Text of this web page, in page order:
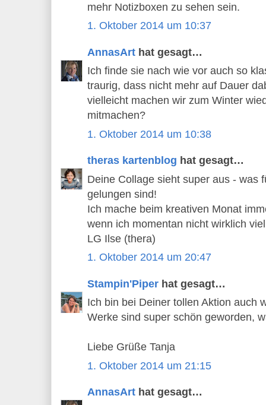
mehr Notizboxen zu sehen sein.
1. Oktober 2014 um 10:37
AnnasArt hat gesagt…
Ich finde sie nach wie vor auch so
traurig, dass nicht mehr auf Dauer
vielleicht machen wir zum Winter
mitmachen?
1. Oktober 2014 um 10:38
theras kartenblog hat gesagt…
Deine Collage sieht super aus - was
gelungen sind!
Ich mache beim kreativen Monat
wenn ich momentan nicht wirklich
LG Ilse (thera)
1. Oktober 2014 um 20:47
Stampin'Piper hat gesagt…
Ich bin bei Deiner tollen Aktion auch
Werke sind super schön geworden,
Liebe Grüße Tanja
1. Oktober 2014 um 21:15
AnnasArt hat gesagt…